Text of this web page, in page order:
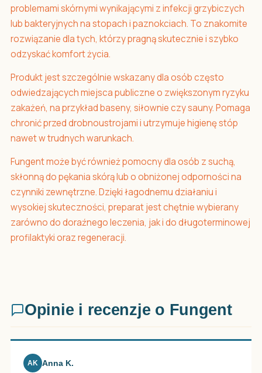
problemami skórnymi wynikającymi z infekcji grzybiczych
lub bakteryjnych na stopach i paznokciach. To znakomite
rozwiązanie dla tych, którzy pragną skutecznie i szybko
odzyskać komfort życia.
Produkt jest szczególnie wskazany dla osób często
odwiedzających miejsca publiczne o zwiększonym ryzyku
zakażeń, na przykład baseny, siłownie czy sauny. Pomaga
chronić przed drobnoustrojami i utrzymuje higienę stóp
nawet w trudnych warunkach.
Fungent może być również pomocny dla osób z suchą,
skłonną do pękania skórą lub o obniżonej odporności na
czynniki zewnętrzne. Dzięki łagodnemu działaniu i
wysokiej skuteczności, preparat jest chętnie wybierany
zarówno do doraźnego leczenia, jak i do długoterminowej
profilaktyki oraz regeneracji.
Opinie i recenzje o Fungent
AK Anna K.